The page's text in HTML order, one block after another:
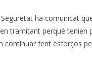
ha comunicat
tramitant perquè
continuar fent esforços